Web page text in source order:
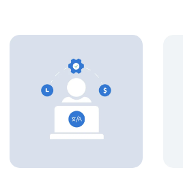
comunes que se
cometen durante el
proceso de
traducción de
juegos.